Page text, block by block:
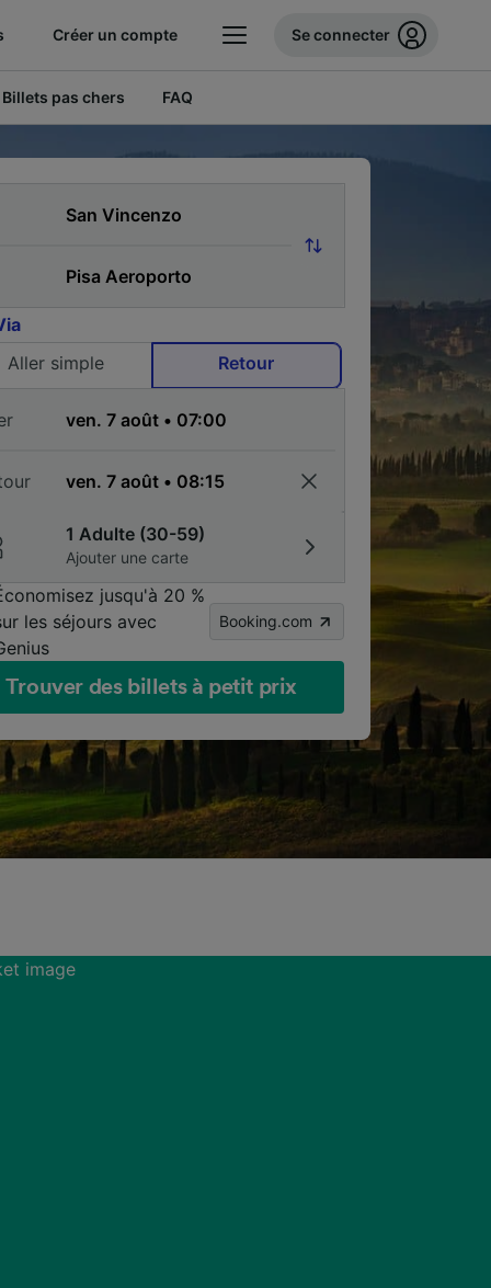
Créer un compte Se connecter
Billets pas chers FAQ
Aller simple
Retour
1 Adulte (30-59)
Ajouter une carte
jusqu'à 20 %
les séjours avec
Booking.com
Trouver des billets à petit prix